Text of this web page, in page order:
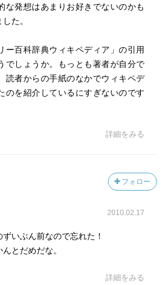
な発想はあまりお好きでないのかも
た。
ー百科辞典ウィキペディア」の引用
でしょうか。もっとも著者が自分で
読者からの手紙のなかでウィキペデ
のを紹介しているにすぎないのです
詳細をみる
フォロー
2010.02.17
いぶん前なので忘れた！
とだめだな。
詳細をみる